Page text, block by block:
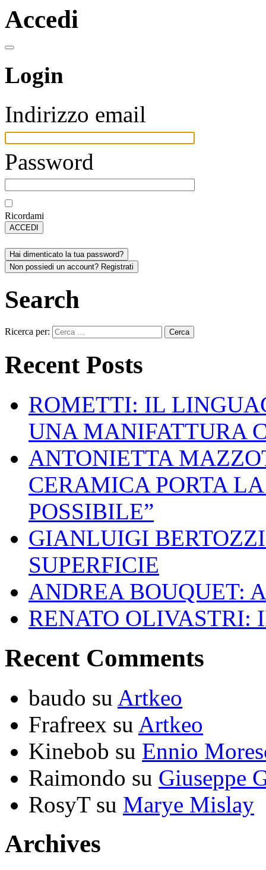
Accedi
Login
Indirizzo email
Password
Ricordami
ACCEDI
Hai dimenticato la tua password?
Non possiedi un account? Registrati
Search
Ricerca per:
Recent Posts
ROMETTI: IL
UNA MANIFATTURA
ANTONIETTA
CERAMICA PORTA
POSSIBILE”
GIANLUIGI
SUPERFICIE
ANDREA BOUQUET:
RENATO OLIVASTRI:
Recent Comments
baudo su Artkeo
Frafreex su Artkeo
Kinebob su Ennio
Raimondo su Giuseppe
RosyTsu Marye Mislay
Archives